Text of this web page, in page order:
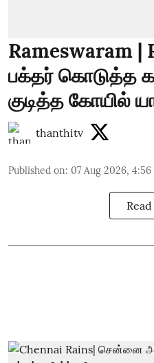
Rameswaram |
பக்தர் கொடுத்த
குடித்த கோயில்
thanthitv
Published on: 07 Aug 2026, 4:56